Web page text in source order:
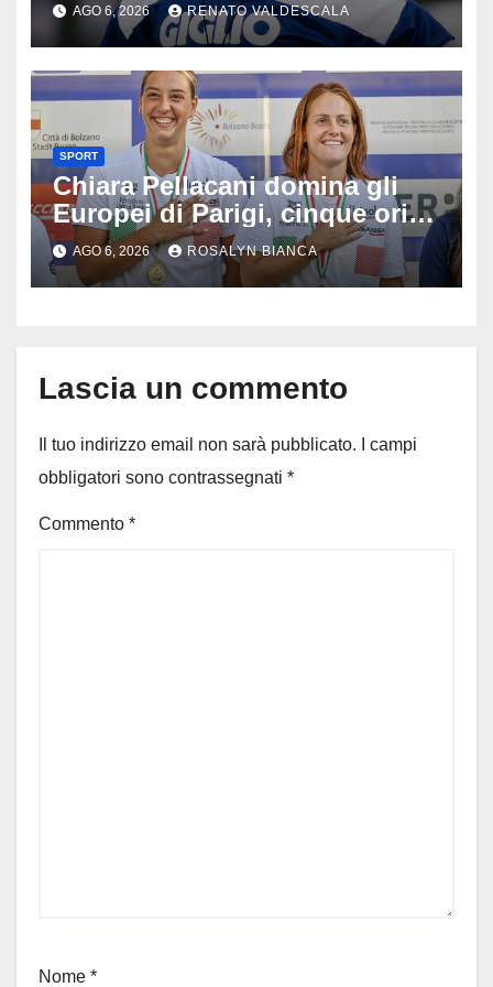
del nostro calcio»
AGO 6, 2026 RENATO VALDESCALA
SPORT
Chiara Pellacani domina gli
Europei di Parigi, cinque ori in
cinque gare: ‘Nel sincro siamo
da medaglia olimpica’
AGO 6, 2026 ROSALYN BIANCA
Lascia un commento
Il tuo indirizzo email non sarà pubblicato.
I campi
obbligatori sono contrassegnati *
Commento *
Nome *